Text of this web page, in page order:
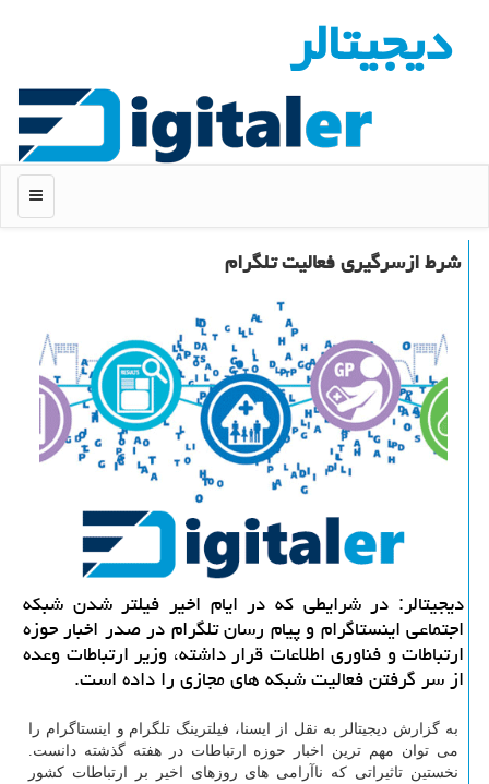
دیجیتالر
منو
شرط ازسرگیری فعالیت تلگرام
دیجیتالر: در شرایطی كه در ایام اخیر فیلتر شدن شبكه
اجتماعی اینستاگرام و پیام رسان تلگرام در صدر اخبار حوزه
ارتباطات و فناوری اطلاعات قرار داشته، وزیر ارتباطات وعده
از سر گرفتن فعالیت شبكه های مجازی را داده است.
به گزارش دیجیتالر به نقل از ایسنا، فیلترینگ تلگرام و اینستاگرام را
می توان مهم ترین اخبار حوزه ارتباطات در هفته گذشته دانست.
نخستین تاثیراتی كه ناآرامی های روزهای اخیر بر ارتباطات كشور